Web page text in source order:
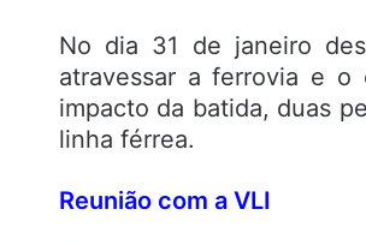
No dia 31 de janeiro
atravessar a ferrovia e
impacto da batida, duas
linha férrea.
Reunião com a VLI